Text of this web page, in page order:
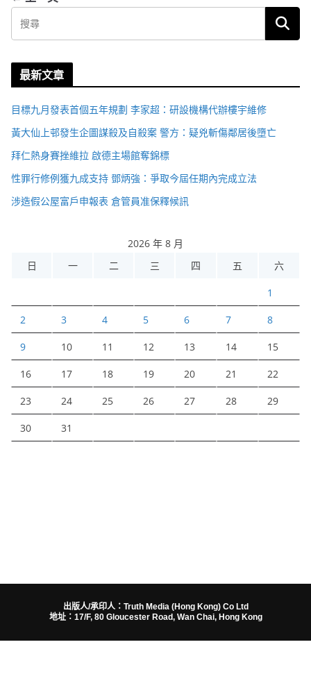
最新文章
目標九月發表首個五年規劃 李家超：研設機構代辦樓宇維修
黃大仙上邨發生企圖謀殺及自殺案 警方：疑兇斬傷鄰居後墮亡
拜仁熱身賽挫維拉 啟德主場館奪錦標
性罪行修例獲九成支持 鄧炳強：爭取今屆任期內完成立法
涉造假公屋富戶申報表 倉管員准保釋候訊
2026 年 8 月
日
一 二 三 四 五 六
1
2 3 4 5 6 7 8
9 10 11 12 13 14 15
16 17 18 19 20 21 22
23 24 25 26 27 28 29
30 31
出版人/承印人：Truth Media (Hong Kong) Co Ltd
地址：17/F, 80 Gloucester Road, Wan Chai, Hong Kong